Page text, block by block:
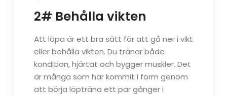
2# Behålla vikten
Att löpa är ett bra sätt för att gå ner i vikt
eller behålla vikten. Du tränar både
kondition, hjärtat och bygger muskler. Det
är många som har kommit i form genom
att börja löpträna ett par gånger i